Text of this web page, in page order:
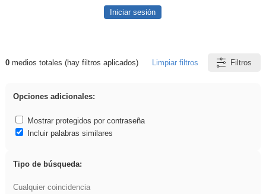
Iniciar sesión
Resultados de: gritar
0medios totales (hay filtros aplicados) Limpiar filtros Filtros
Opciones adicionales:
Mostrar protegidos por contraseña
Incluir palabras similares
Tipo de búsqueda:
Cualquier coincidencia